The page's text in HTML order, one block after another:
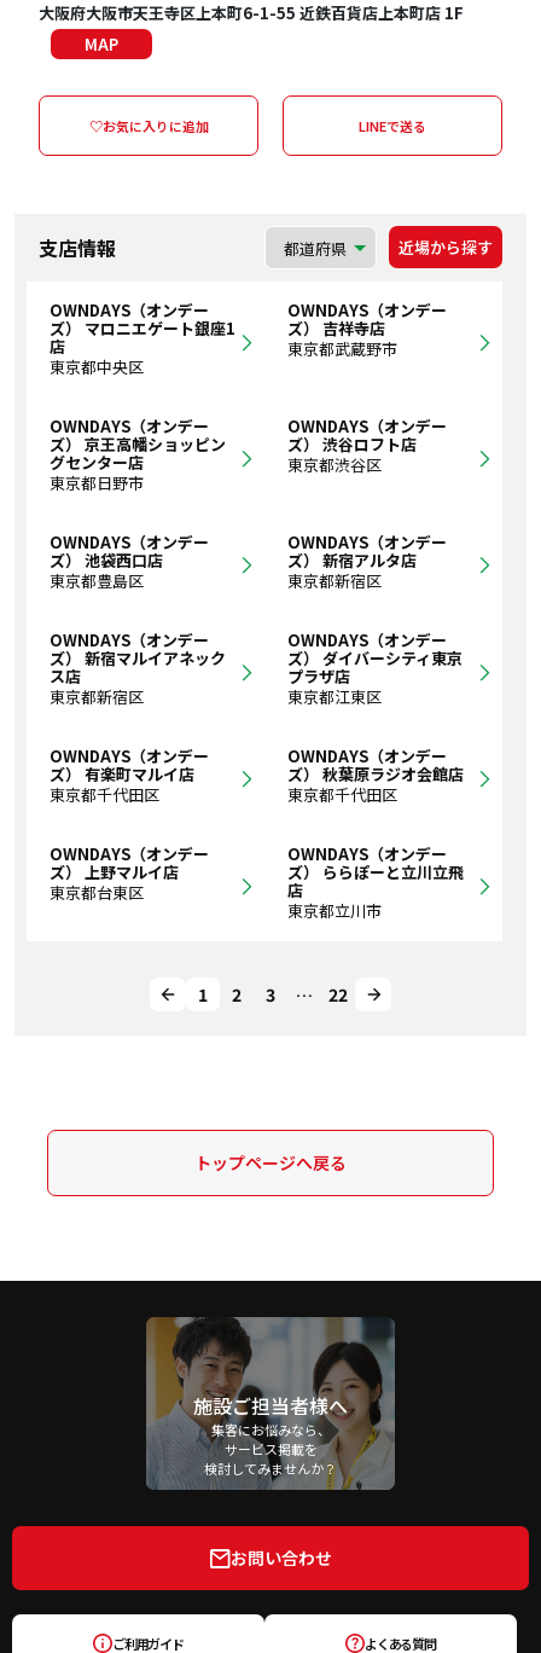
大阪府大阪市天王寺区上本町6-1-55 近鉄百貨店上本町店 1F
MAP
♡お気に入りに追加 LINEで送る
支店情報 近場から探す
OWNDAYS（オンデー
ズ） マロニエゲート銀座1
店
東京都中央区
OWNDAYS（オンデー
ズ） 吉祥寺店
東京都武蔵野市
OWNDAYS（オンデー
ズ） 京王高幡ショッピン
グセンター店
東京都日野市
OWNDAYS（オンデー
ズ） 渋谷ロフト店
東京都渋谷区
OWNDAYS（オンデー
ズ） 池袋西口店
東京都豊島区
OWNDAYS（オンデー
ズ） 新宿アルタ店
東京都新宿区
OWNDAYS（オンデー
ズ） 新宿マルイアネック
ス店
東京都新宿区
OWNDAYS（オンデー
ズ） ダイバーシティ東京
プラザ店
東京都江東区
OWNDAYS（オンデー
ズ） 有楽町マルイ店
東京都千代田区
OWNDAYS（オンデー
ズ） 秋葉原ラジオ会館店
東京都千代田区
OWNDAYS（オンデー
ズ） 上野マルイ店
東京都台東区
OWNDAYS（オンデー
ズ） ららぽーと立川立飛
店
東京都立川市
1 2 3 … 22
トップページへ戻る
施設ご担当者様へ
集客にお悩みなら、
サービス掲載を
検討してみませんか？
お問い合わせ
ご利用ガイド よくある質問